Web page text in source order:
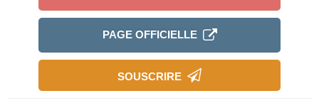
PAGE OFFICIELLE
SOUSCRIRE